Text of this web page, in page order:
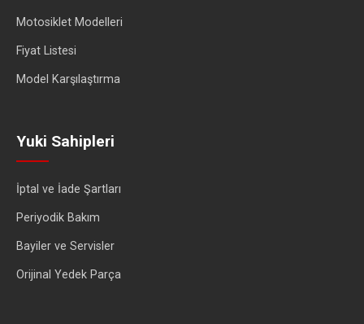
Motosiklet Modelleri
Fiyat Listesi
Model Karşılaştırma
Yuki Sahipleri
İptal ve İade Şartları
Periyodik Bakım
Bayiler ve Servisler
Orijinal Yedek Parça